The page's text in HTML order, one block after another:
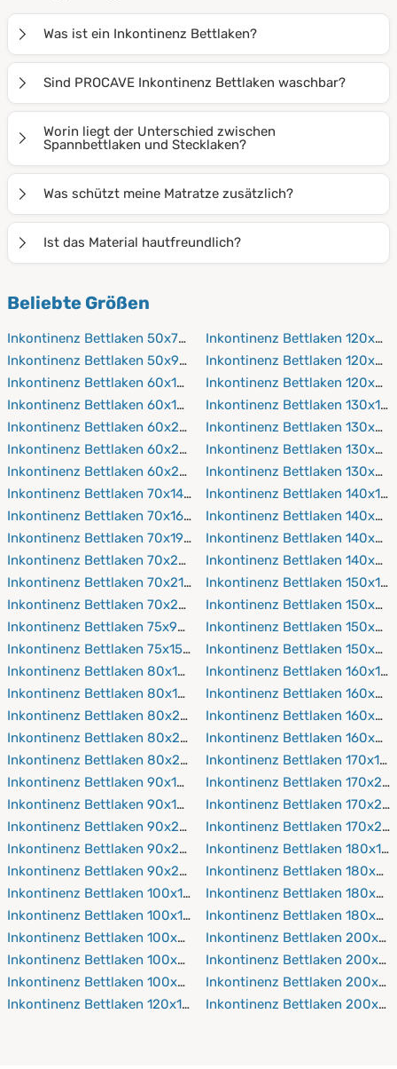
Was ist ein Inkontinenz Bettlaken?
besonders bei Inkontinenz oder im Pflegebereich.
Sind PROCAVE Inkontinenz Bettlaken waschbar?
waschbar, formstabil und behalten ihre wasserdichte
Funktion auch nach vielen Wäschen.
Worin liegt der Unterschied zwischen
Spannbettlaken und Stecklaken?
zu wechseln.
Was schützt meine Matratze zusätzlich?
Ist das Material hautfreundlich?
die sich angenehm anfühlen.
Beliebte Größen
Inkontinenz Bettlaken 50x70 cm
Inkontinenz Bettlaken 50x90 cm
Inkontinenz Bettlaken 60x120 cm
Inkontinenz Bettlaken 60x190 cm
Inkontinenz Bettlaken 60x200 cm
Inkontinenz Bettlaken 60x210 cm
Inkontinenz Bettlaken 60x220 cm
Inkontinenz Bettlaken 70x140 cm
Inkontinenz Bettlaken 70x160 cm
Inkontinenz Bettlaken 70x190 cm
Inkontinenz Bettlaken 70x200 cm
Inkontinenz Bettlaken 70x210 cm
Inkontinenz Bettlaken 70x220 cm
Inkontinenz Bettlaken 75x90 cm
Inkontinenz Bettlaken 75x150 cm
Inkontinenz Bettlaken 80x160 cm
Inkontinenz Bettlaken 80x190 cm
Inkontinenz Bettlaken 80x200 cm
Inkontinenz Bettlaken 80x210 cm
Inkontinenz Bettlaken 80x220 cm
Inkontinenz Bettlaken 90x150 cm
Inkontinenz Bettlaken 90x190 cm
Inkontinenz Bettlaken 90x200 cm
Inkontinenz Bettlaken 90x210 cm
Inkontinenz Bettlaken 90x220 cm
Inkontinenz Bettlaken 100x150 cm
Inkontinenz Bettlaken 100x190 cm
Inkontinenz Bettlaken 100x200 cm
Inkontinenz Bettlaken 100x210 cm
Inkontinenz Bettlaken 100x220 cm
Inkontinenz Bettlaken 120x190 cm
Inkontinenz Bettlaken
Inkontinenz Bettlaken
Inkontinenz Bettlaken
Inkontinenz Bettlaken
Inkontinenz Bettlaken
Inkontinenz Bettlaken
Inkontinenz Bettlaken
Inkontinenz Bettlaken
Inkontinenz Bettlaken
Inkontinenz Bettlaken
Inkontinenz Bettlaken
Inkontinenz Bettlaken
Inkontinenz Bettlaken
Inkontinenz Bettlaken
Inkontinenz Bettlaken
Inkontinenz Bettlaken
Inkontinenz Bettlaken
Inkontinenz Bettlaken
Inkontinenz Bettlaken
Inkontinenz Bettlaken
Inkontinenz Bettlaken
Inkontinenz Bettlaken
Inkontinenz Bettlaken
Inkontinenz Bettlaken
Inkontinenz Bettlaken
Inkontinenz Bettlaken
Inkontinenz Bettlaken
Inkontinenz Bettlaken
Inkontinenz Bettlaken
Inkontinenz Bettlaken
Inkontinenz Bettlaken